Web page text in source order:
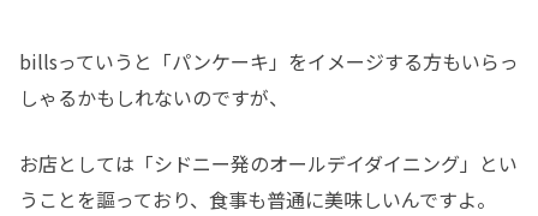
billsっていうと「パンケーキ」をイメージする方もいらっ
しゃるかもしれないのですが、
お店としては「シドニー発のオールデイダイニング」とい
うことを謳っており、食事も普通に美味しいんですよ。